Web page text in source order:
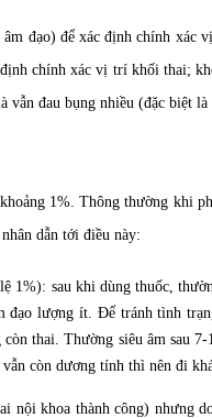
đạo) để xác định chính
chính xác vị trí khối thai;
đau bụng nhiều (đặc biệt là
1%. Thông thường khi
dẫn tới điều này:
1%): sau khi dùng thuốc,
đạo lượng ít. Để tránh tình
thai. Thường siêu âm sau
còn dương tính thì nên đi
nội khoa thành công) nhưng